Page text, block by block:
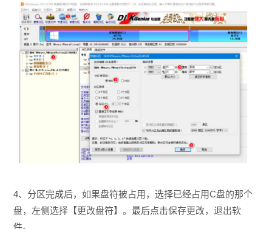
4、分区完成后，如果盘符被占用，选择已经占用C盘的那个
盘，左侧选择【更改盘符】。最后点击保存更改，退出软
件。